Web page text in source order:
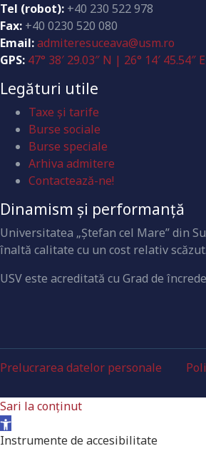
Tel (robot): +40 230 522 978
Fax: +40 0230 520 080
Email:admiteresuceava@usm.ro
GPS: 47° 38′ 29.03″ N | 26° 14′ 45.54″ E
Legături utile
Taxe și tarife
Burse sociale
Burse speciale
Arhiva admitere
Contactează-ne!
Dinamism și performanță
Universitatea „Ştefan cel Mare” din
înaltă calitate cu un cost relativ scăzut.
USV este acreditată cu Grad de
Prelucrarea datelor personale
Sari la conținut
Deschide bara de unelte
Instrumente de accesibilitate